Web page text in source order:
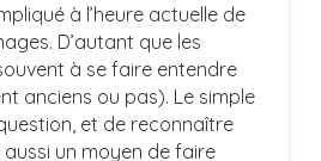
à l’heure actuelle de
D’autant que les
à se faire entendre
anciens ou pas). Le simple
et de reconnaître
un moyen de faire